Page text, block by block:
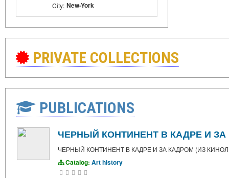
City: New-York
PRIVATE COLLECTIONS
PUBLICATIONS
ЧЕРНЫЙ КОНТИНЕНТ В КАДРЕ И
ЧЕРНЫЙ КОНТИНЕНТ В КАДРЕ И ЗА КАДРОМ (ИЗ
Catalog: Art history